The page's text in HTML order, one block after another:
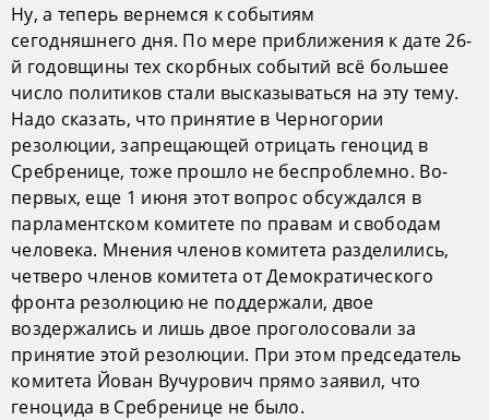
Ну, а теперь вернемся к событиям
сегодняшнего дня. По мере приближения к дате 26-
й годовщины тех скорбных событий всё большее
число политиков стали высказываться на эту тему.
Надо сказать, что принятие в Черногории
резолюции, запрещающей отрицать геноцид в
Сребренице, тоже прошло не беспроблемно. Во-
первых, еще 1 июня этот вопрос обсуждался в
парламентском комитете по правам и свободам
человека. Мнения членов комитета разделились,
четверо членов комитета от Демократического
фронта резолюцию не поддержали, двое
воздержались и лишь двое проголосовали за
принятие этой резолюции. При этом председатель
комитета Йован Вучурович прямо заявил, что
геноцида в Сребренице не было.